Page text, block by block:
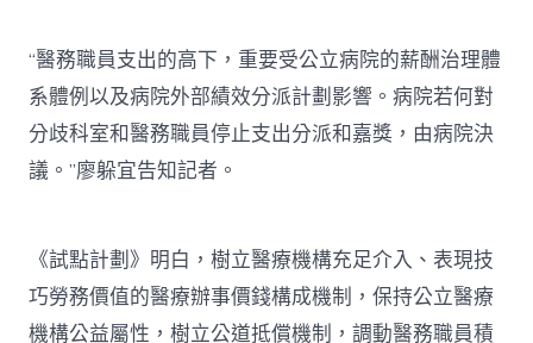
“醫務職員支出的高下，重要受公立病院的薪酬治理體
系體例以及病院外部績效分派計劃影響。病院若何對
分歧科室和醫務職員停止支出分派和嘉獎，由病院決
議。”廖躲宜告知記者。
《試點計劃》明白，樹立醫療機構充足介入、表現技
巧勞務價值的醫療辦事價錢構成機制，保持公立醫療
機構公益屬性，樹立公道抵償機制，調動醫務職員積